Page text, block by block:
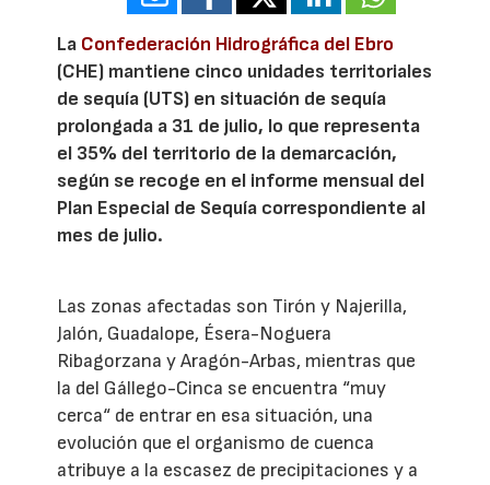
La Confederación Hidrográfica del Ebro
(CHE) mantiene cinco unidades territoriales
de sequía (UTS) en situación de sequía
prolongada a 31 de julio, lo que representa
el 35% del territorio de la demarcación,
según se recoge en el informe mensual del
Plan Especial de Sequía correspondiente al
mes de julio.
Las zonas afectadas son Tirón y Najerilla,
Jalón, Guadalope, Ésera-Noguera
Ribagorzana y Aragón-Arbas, mientras que
la del Gállego-Cinca se encuentra “muy
cerca“ de entrar en esa situación, una
evolución que el organismo de cuenca
atribuye a la escasez de precipitaciones y a